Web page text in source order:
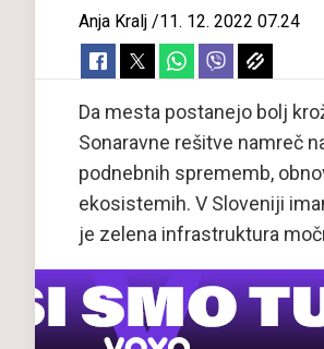
Anja Kralj /11. 12. 2022 07.24
Da mesta postanejo bolj
Sonaravne rešitve namreč
podnebnih sprememb,
ekosistemih. V Sloveniji
je zelena infrastruktura